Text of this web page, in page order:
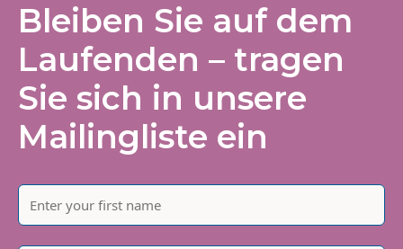
Bleiben Sie auf dem
Laufenden – tragen
Sie sich in unsere
Mailingliste ein